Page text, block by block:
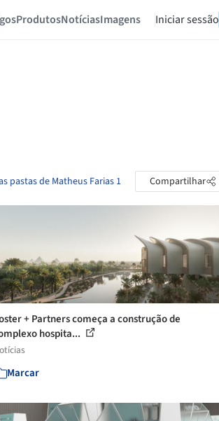
ProdutosNotíciasImagens Iniciar sessão
pastas de Matheus Farias 1 Compartilhar
+ Partners começa a construção de
hospita...
Marcar